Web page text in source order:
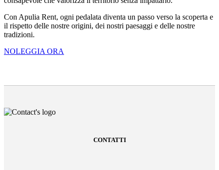
Con Apulia Rent, ogni pedalata diventa un passo verso la scoperta e
il rispetto delle nostre origini, dei nostri paesaggi e delle nostre
tradizioni.
NOLEGGIA ORA
CONTATTI